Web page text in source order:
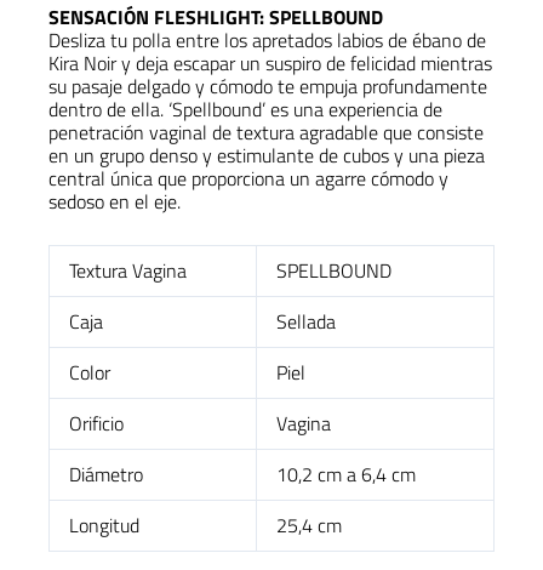
SENSACIÓN FLESHLIGHT: SPELLBOUND
Deslizatu pollaentre losapretados labiosdeébanode
Kira Noiry dejaescapar un suspirodefelicidad mientras
su pasajedelgadoy cómodoteempuja profundamente
dentrodeella. ‘Spellbound’es unaexperienciade
penetración vaginal detexturaagradablequeconsiste
en un grupodensoy estimulantedecubosy una pieza
central únicaque proporciona un agarrecómodoy
sedosoen el eje.
Textura Vagina
SPELLBOUND
Caja
Sellada
Color
Piel
Orificio
Vagina
Diámetro
10,2 cm a 6,4 cm
Longitud
25,4 cm